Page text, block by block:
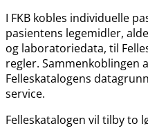
I FKB kobles individuelle
pasientens legemidler,
og laboratoriedata, til
regler. Sammenkoblingen
Felleskatalogens
service.
Felleskatalogen vil tilby to